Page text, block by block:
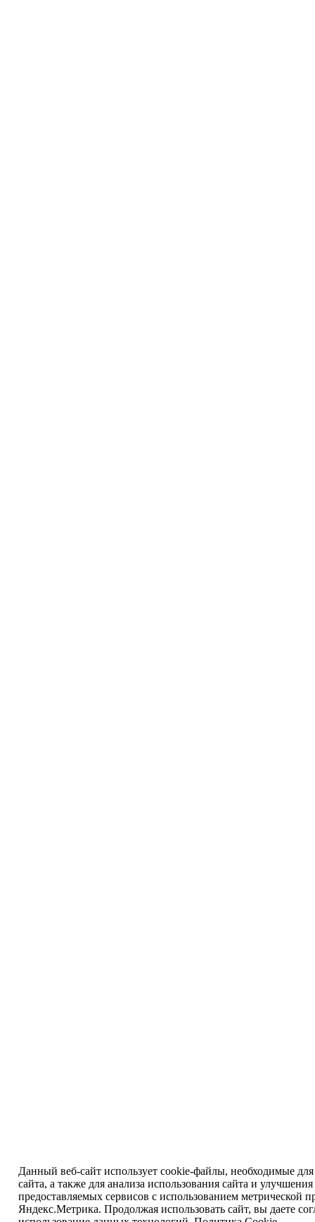
Данный веб-сайт использует cookie-файлы, необходимые
сайта, а также для анализа использования сайта и улучшения
предоставляемых сервисов с использованием метрической
Яндекс.Метрика. Продолжая использовать сайт, вы даете